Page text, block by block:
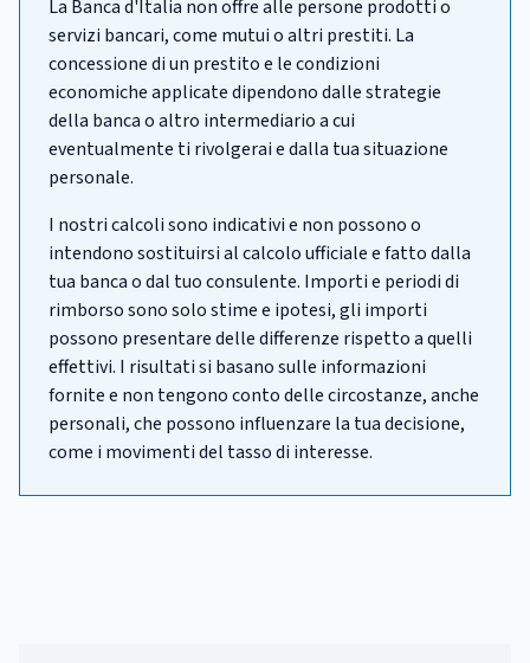
La Banca d'Italia non offre alle persone prodotti o
servizi bancari, come mutui o altri prestiti. La
concessione di un prestito e le condizioni
economiche applicate dipendono dalle strategie
della banca o altro intermediario a cui
eventualmente ti rivolgerai e dalla tua situazione
personale.
I nostri calcoli sono indicativi e non possono o
intendono sostituirsi al calcolo ufficiale e fatto dalla
tua banca o dal tuo consulente. Importi e periodi di
rimborso sono solo stime e ipotesi, gli importi
possono presentare delle differenze rispetto a quelli
effettivi. I risultati si basano sulle informazioni
fornite e non tengono conto delle circostanze, anche
personali, che possono influenzare la tua decisione,
come i movimenti del tasso di interesse.